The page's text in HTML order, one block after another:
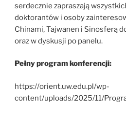
serdecznie zapraszają
doktorantów i osoby
Chinami, Tajwanen i Sinosferą
oraz w dyskusji po panelu.
Pełny program konferencji:
https://orient.uw.edu.pl/wp-
content/uploads/2025/11/